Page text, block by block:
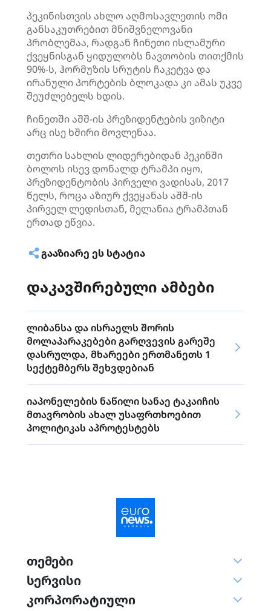
პეკინისთვის ახლო აღმოსავლეთის ომი
განსაკუთრებით მნიშვნელოვანი
პრობლემაა, რადგან ჩინეთი ისლამური
ქვეყნისგან ყიდულობს ნავთობის თითქმის
90%-ს, ჰორმუზის სრუტის ჩაკეტვა და
ირანული პორტების ბლოკადა კი ამას უკვე
შეუძლებელს ხდის.
ჩინეთში აშშ-ის პრეზიდენტების ვიზიტი
არც ისე ხშირი მოვლენაა.
თეთრი სახლის ლიდერებიდან პეკინში
ბოლოს ისევ დონალდ ტრამპი იყო,
პრეზიდენტობის პირველი ვადისას, 2017
წელს, როცა აზიურ ქვეყანას აშშ-ის
პირველ ლედისთან, მელანია ტრამპთან
ერთად ეწვია.
ᲒᲐᲐᲖᲘᲐᲠᲔ ᲔᲡ ᲡᲢᲐᲢᲘᲐ
დაკავშირებული ამბები
ლიბანსა და ისრაელს შორის
მოლაპარაკებები გარღვევის გარეშე
დასრულდა, მხარეები ერთმანეთს 1
სექტემბერს შეხვდებიან
იაპონელების ნაწილი სანაე ტაკაიჩის
მთავრობის ახალ უსაფრთხოებით
პოლიტიკას აპროტესტებს
თემები
სერვისი
კორპორატიული